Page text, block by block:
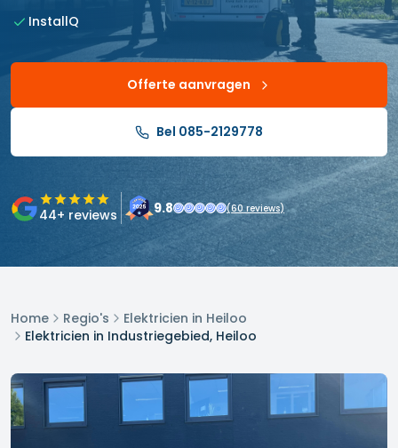
InstallQ
Offerte aanvragen
Bel 085-2129778
44+ reviews 9.8 (60reviews)
Home Regio's
Elektricien in Heiloo
Elektricien in Industriegebied, Heiloo